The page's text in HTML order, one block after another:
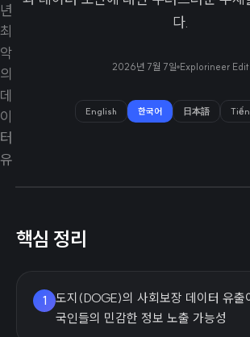
다.
2026년 7월 7일 Explorineer Edit
English 한국어 日本語
핵심 정리
1
도지(DOGE)의 사회보장 데이터 유출
국인들의 민감한 정보 노출 가능성